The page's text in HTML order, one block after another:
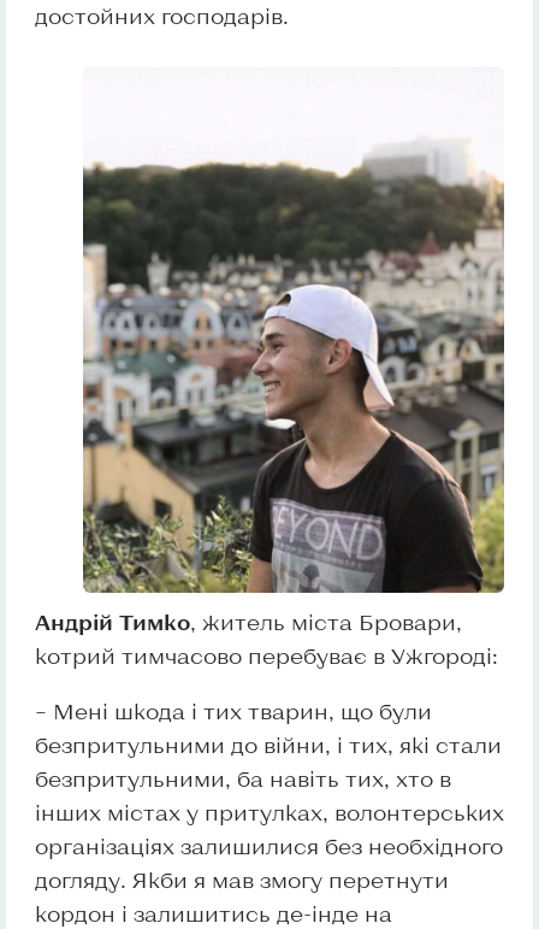
достойних господарів.
Андрій Тимко, житель міста Бровари,
котрий тимчасово перебуває в Ужгороді:
– Мені шкода і тих тварин, що були
безпритульними до війни, і тих, які стали
безпритульними, ба навіть тих, хто в
інших містах у притулках, волонтерських
організаціях залишилися без необхідного
догляду. Якби я мав змогу перетнути
кордон і залишитись де-інде на